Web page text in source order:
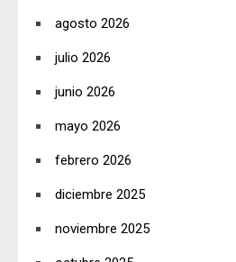
agosto 2026
julio 2026
junio 2026
mayo 2026
febrero 2026
diciembre 2025
noviembre 2025